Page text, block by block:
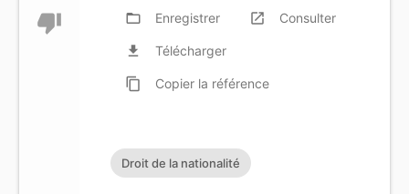
thumb_down folder_open Enregistrer launch Consulter
file_download Télécharger
content_copy Copier la référence
Droit de la nationalité